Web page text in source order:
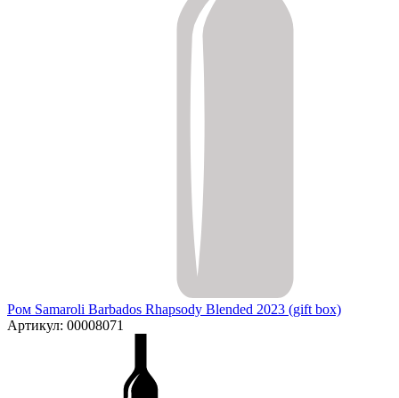
Ром Samaroli Barbados Rhapsody Blended 2023 (gift box)
Артикул: 00008071